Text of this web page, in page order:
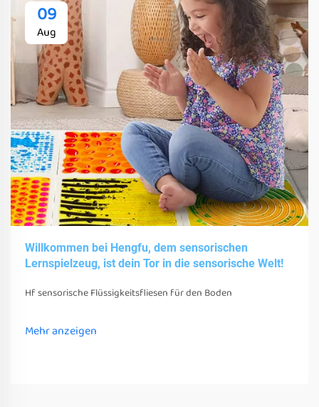
09
Aug
Willkommen bei Hengfu, dem sensorischen
Lernspielzeug, ist dein Tor in die sensorische Welt!
Hf sensorische Flüssigkeitsfliesen für den Boden
Mehr anzeigen